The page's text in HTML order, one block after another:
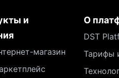
и
магазин
О
DST
Тарифы